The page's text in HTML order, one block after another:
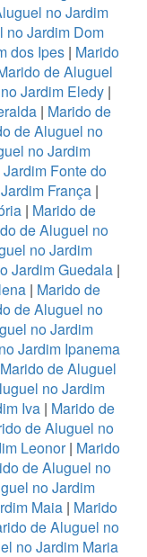
no Jardim
no Jardim Dom
dos Ipes | Marido
de Aluguel
Jardim Eledy|
| Marido de
de Aluguel no
no Jardim
Fonte do
França|
| Marido de
de Aluguel no
no Jardim
Jardim Guedala|
| Marido de
de Aluguel no
no Jardim
Jardim Ipanema
Marido de Aluguel
no Jardim
Iva | Marido de
de Aluguel no
Leonor| Marido
de Aluguel no
no Jardim
Maia| Marido
de Aluguel no
no Jardim Maria